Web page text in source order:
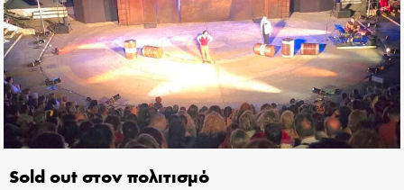
Sold out στον πολιτισμό